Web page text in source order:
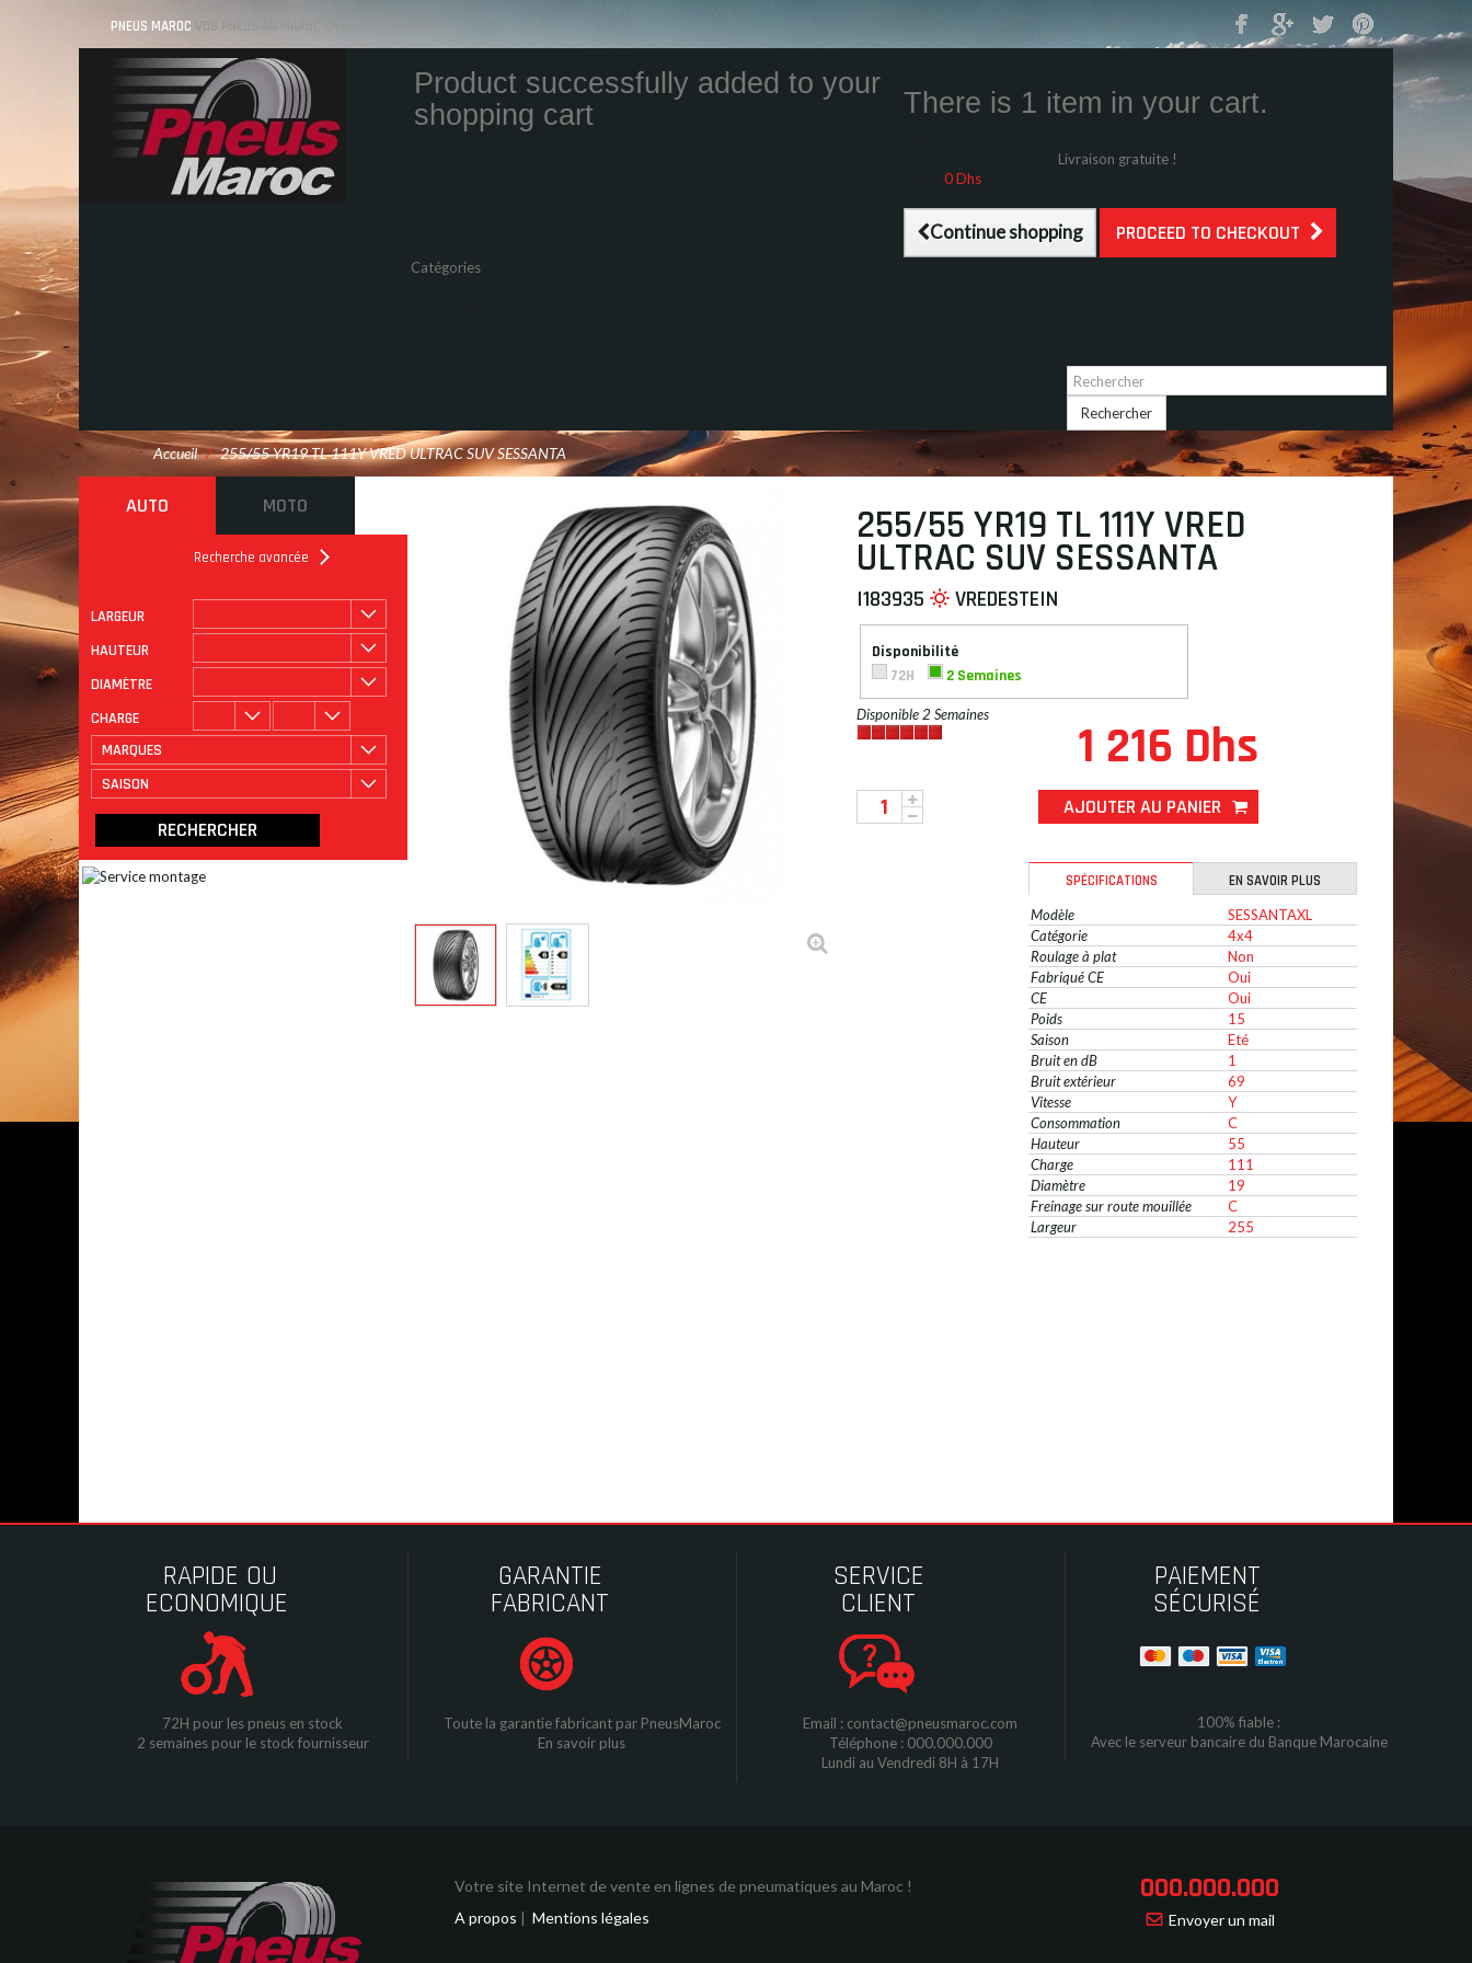
PNEUS MAROC VOS PNEUS AU MAROC LIVRÉS ET MONTÉS
Product successfully added to your
shopping cart
There is 1 item in your cart.
Livraison gratuite !
0 Dhs
Continue shopping PROCEED TO CHECKOUT
Catégories
Rechercher
Accueil / 255/55 YR19 TL 111Y VRED ULTRAC SUV SESSANTA
AUTO MOTO
Recherche avancée
LARGEUR
HAUTEUR
DIAMÈTRE
CHARGE
MARQUES
SAISON
ROULAGE À PLAT
255/55 YR19 TL 111Y VRED
ULTRAC SUV SESSANTA
I183935 VREDESTEIN
Disponibilité
72H
2 Semaines
Disponible 2 Semaines
1 216 Dhs
AJOUTER AU PANIER
SPÉCIFICATIONS
EN SAVOIR PLUS
Modèle
SESSANTAXL
Catégorie
4x4
Roulage à plat
Non
Fabriqué CE
Oui
CE
Oui
Poids
15
Saison
Eté
Bruit en dB
1
Bruit extérieur
69
Vitesse
Y
Consommation
C
Hauteur
55
Charge
111
Diamètre
19
Freinage sur route mouillée
C
Largeur
255
RAPIDE OU
ECONOMIQUE
72H pour les pneus en stock
2 semaines pour le stock fournisseur
GARANTIE
FABRICANT
Toute la garantie fabricant par PneusMaroc
En savoir plus
SERVICE
CLIENT
Email : contact@pneusmaroc.com
Téléphone : 000.000.000
Lundi au Vendredi 8H à 17H
PAIEMENT
SÉCURISÉ
100% fiable :
Avec le serveur bancaire du Banque Marocaine
Votre site Internet de vente en lignes de pneumatiques au Maroc !
A propos | Mentions légales
000.000.000
Envoyer un mail